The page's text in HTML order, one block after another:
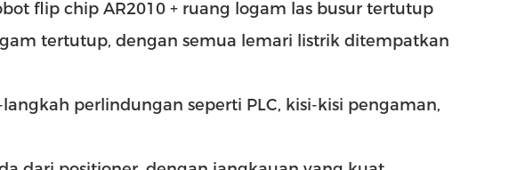
flip chip AR2010 + ruang logam las busur tertutup
tertutup, dengan semua lemari listrik ditempatkan
perlindungan seperti PLC, kisi-kisi pengaman,